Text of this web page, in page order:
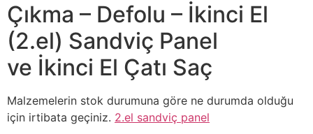
Çıkma – Defolu – İkinci El
(2.el) Sandviç Panel
ve İkinci El Çatı Saç
Malzemelerin stok durumuna göre ne durumda olduğu
için irtibata geçiniz. 2.el sandviç panel